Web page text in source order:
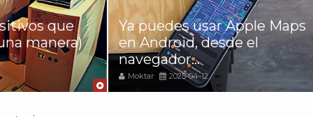
que
manera)
Ya puedes usar Apple Maps
en Android, desde el
navegador...
Moktar 2025-04-12